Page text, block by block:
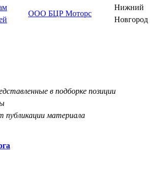
ООО БЦР Моторс
Нижний
Новгород
в подборке позиции
публикации материала